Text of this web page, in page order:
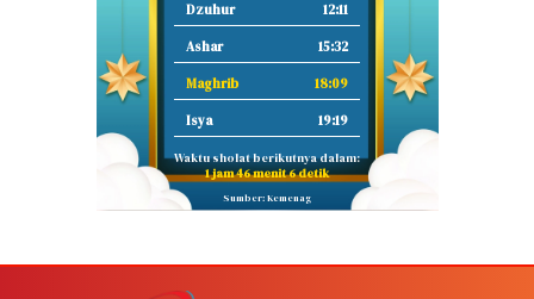
Dzuhur 12:11
Ashar 15:32
Maghrib 18:09
Isya 19:19
Waktu sholat berikutnya dalam:
1 jam 46 menit 6 detik
Sumber: Kemenag